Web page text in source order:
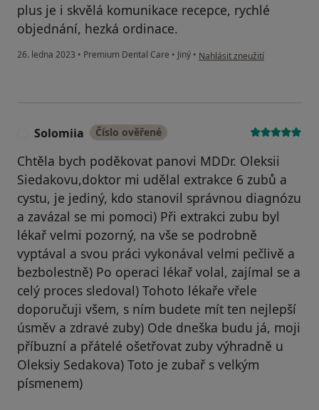
plus je i skvělá komunikace recepce, rychlé
objednání, hezká ordinace.
26. ledna 2023 • Premium Dental Care • Jiný • podle názoru uživatele Katka
Nahlásit zneužití
Solomiia Číslo ověřené
Chtěla bych poděkovat panovi MDDr. Oleksii
Siedakovu,doktor mi udělal extrakce 6 zubů a
cystu, je jediný, kdo stanovil správnou diagnózu
a zavázal se mi pomoci) Při extrakci zubu byl
lékař velmi pozorný, na vše se podrobně
vyptával a svou práci vykonával velmi pečlivě a
bezbolestně) Po operaci lékař volal, zajímal se a
celý proces sledoval) Tohoto lékaře vřele
doporučuji všem, s ním budete mít ten nejlepší
úsměv a zdravé zuby) Ode dneška budu já, moji
příbuzní a přátelé ošetřovat zuby výhradně u
Oleksiy Sedakova) Toto je zubař s velkým
písmenem)